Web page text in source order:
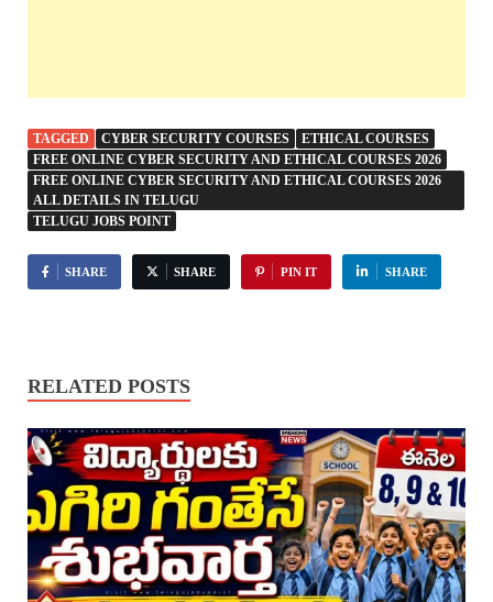
TAGGED CYBER SECURITY COURSES
ETHICAL COURSES
FREE ONLINE CYBER SECURITY AND ETHICAL COURSES 2026
FREE ONLINE CYBER SECURITY AND ETHICAL COURSES 2026
ALL DETAILS IN TELUGU
TELUGU JOBS POINT
SHARE SHARE PIN IT SHARE
RELATED POSTS